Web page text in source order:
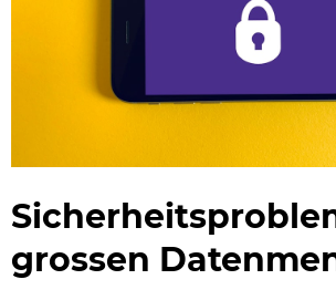
grossen